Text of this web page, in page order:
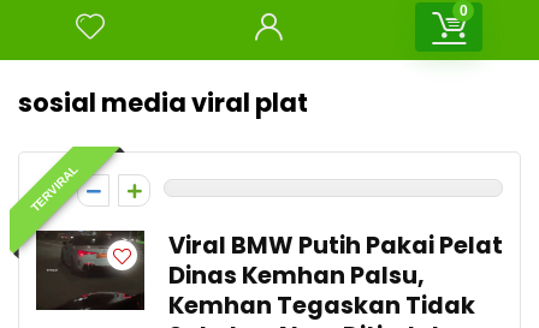
0
sosial media viral plat
TERVIRAL
0
Viral BMW Putih Pakai Pelat
Dinas Kemhan Palsu,
Kemhan Tegaskan Tidak